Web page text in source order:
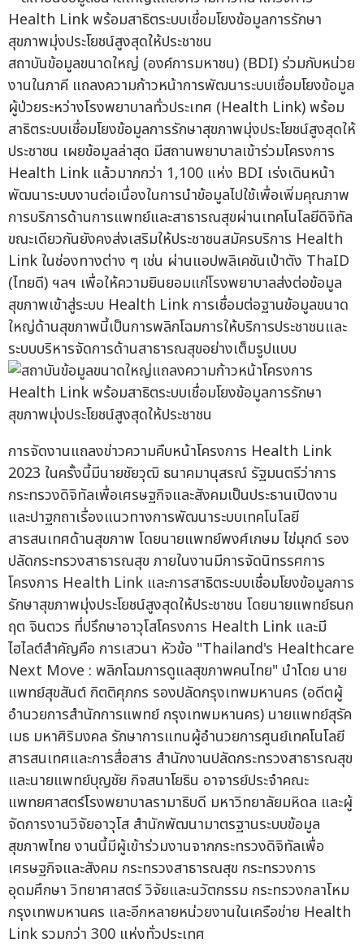
สถาบันข้อมูลขนาดใหญ่ (องค์การมหาชน) (BDI) ร่วมกับหน่วย
งานในภาคี แถลงความก้าวหน้าการพัฒนาระบบเชื่อมโยงข้อมูล
ผู้ป่วยระหว่างโรงพยาบาลทั่วประเทศ (Health Link) พร้อม
สาธิตระบบเชื่อมโยงข้อมูลการรักษาสุขภาพมุ่งประโยชน์สูงสุดให้
ประชาชน เผยข้อมูลล่าสุด มีสถานพยาบาลเข้าร่วมโครงการ
Health Link แล้วมากกว่า 1,100 แห่ง BDI เร่งเดินหน้า
พัฒนาระบบงานต่อเนื่องในการนำข้อมูลไปใช้เพื่อเพิ่มคุณภาพ
การบริการด้านการแพทย์และสาธารณสุขผ่านเทคโนโลยีดิจิทัล
ขณะเดียวกันยังคงส่งเสริมให้ประชาชนสมัครบริการ Health
Link ในช่องทางต่าง ๆ เช่น ผ่านแอปพลิเคชันเป๋าตัง ThaID
(ไทยดี) ฯลฯ เพื่อให้ความยินยอมแก่โรงพยาบาลส่งต่อข้อมูล
สุขภาพเข้าสู่ระบบ Health Link การเชื่อมต่อฐานข้อมูลขนาด
ใหญ่ด้านสุขภาพนี้เป็นการพลิกโฉมการให้บริการประชาชนและ
ระบบบริหารจัดการด้านสาธารณสุขอย่างเต็มรูปแบบ
การจัดงานแถลงข่าวความคืบหน้าโครงการ Health Link
2023 ในครั้งนี้มีนายชัยวุฒิ ธนาคมานุสรณ์ รัฐมนตรีว่าการ
กระทรวงดิจิทัลเพื่อเศรษฐกิจและสังคมเป็นประธานเปิดงาน
และปาฐกถาเรื่องแนวทางการพัฒนาระบบเทคโนโลยี
สารสนเทศด้านสุขภาพ โดยนายแพทย์พงศ์เกษม ไข่มุกด์ รอง
ปลัดกระทรวงสาธารณสุข ภายในงานมีการจัดนิทรรศการ
โครงการ Health Link และการสาธิตระบบเชื่อมโยงข้อมูลการ
รักษาสุขภาพมุ่งประโยชน์สูงสุดให้ประชาชน โดยนายแพทย์ธนก
ฤต จินตวร ที่ปรึกษาอาวุโสโครงการ Health Link และมี
ไฮไลต์สำคัญคือ การเสวนา หัวข้อ "Thailand's Healthcare
Next Move : พลิกโฉมการดูแลสุขภาพคนไทย" นำโดย นาย
แพทย์สุขสันต์ กิตติศุภกร รองปลัดกรุงเทพมหานคร (อดีตผู้
อำนวยการสำนักการแพทย์ กรุงเทพมหานคร) นายแพทย์สุรัค
เมธ มหาศิริมงคล รักษาการแทนผู้อำนวยการศูนย์เทคโนโลยี
สารสนเทศและการสื่อสาร สำนักงานปลัดกระทรวงสาธารณสุข
และนายแพทย์บุญชัย กิจสนาโยธิน อาจารย์ประจำคณะ
แพทยศาสตร์โรงพยาบาลรามาธิบดี มหาวิทยาลัยมหิดล และผู้
จัดการงานวิจัยอาวุโส สำนักพัฒนามาตรฐานระบบข้อมูล
สุขภาพไทย งานนี้มีผู้เข้าร่วมงานจากกระทรวงดิจิทัลเพื่อ
เศรษฐกิจและสังคม กระทรวงสาธารณสุข กระทรวงการ
อุดมศึกษา วิทยาศาสตร์ วิจัยและนวัตกรรม กระทรวงกลาโหม
กรุงเทพมหานคร และอีกหลายหน่วยงานในเครือข่าย Health
Link รวมกว่า 300 แห่งทั่วประเทศ